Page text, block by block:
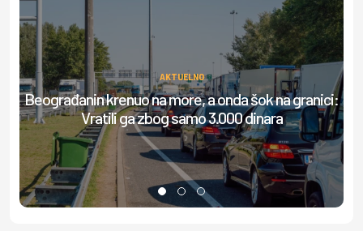
AKTUELNO
Beograđanin krenuo na more, a onda šok na granici:
Vratili ga zbog samo 3.000 dinara